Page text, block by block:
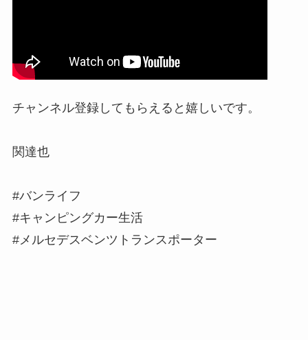
チャンネル登録してもらえると嬉しいです。
関達也
#バンライフ
#キャンピングカー生活
#メルセデスベンツトランスポーター